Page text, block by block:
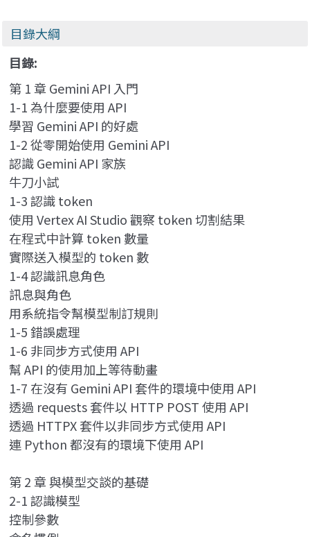
目錄大綱
目錄:
第 1 章 Gemini API 入門
1-1 為什麼要使用 API
學習 Gemini API 的好處
1-2 從零開始使用 Gemini API
認識 Gemini API 家族
牛刀小試
1-3 認識 token
使用 Vertex AI Studio 觀察 token 切割結果
在程式中計算 token 數量
實際送入模型的 token 數
1-4 認識訊息角色
訊息與角色
用系統指令幫模型制訂規則
1-5 錯誤處理
1-6 非同步方式使用 API
幫 API 的使用加上等待動畫
1-7 在沒有 Gemini API 套件的環境中使用 API
透過 requests 套件以 HTTP POST 使用 API
透過 HTTPX 套件以非同步方式使用 API
連 Python 都沒有的環境下使用 API
第 2 章 與模型交談的基礎
2-1 認識模型
控制參數